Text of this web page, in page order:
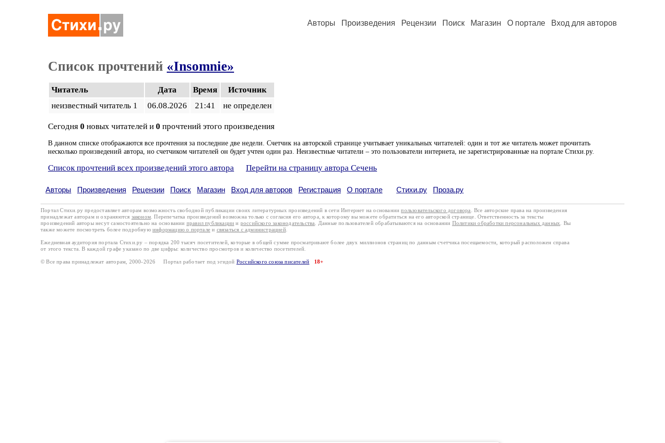
Авторы Произведения Рецензии Поиск Магазин О портале Вход для авторов
Список прочтений «Insomnie»
Читатель Дата Время
Источник
неизвестный читатель 1
06.08.2026 21:41 не определен
Сегодня 0 новых читателей и 0 прочтений этого произведения
В данном списке отображаются все прочтения за последние две недели. Счетчик на авторской странице учитывает уникальных читателей: один и тот же читатель может прочитать
несколько произведений автора, но счетчиком читателей он будет учтен один раз. Неизвестные читатели – это пользователи интернета, не зарегистрированные на портале Стихи.ру.
Список прочтений всех произведений этого автора Перейти на страницу автора Сечень
Авторы Произведения Рецензии Поиск Магазин Вход для авторов Регистрация О портале Стихи.ру Проза.ру
Портал Стихи.ру предоставляет авторам возможность свободной публикации своих литературных произведений в сети Интернет на основаниипользовательского договора
. Все авторские права на произведения
принадлежат авторам и охраняются законом . Перепечатка произведений возможна только с согласия его автора, к которому вы можете обратиться на его авторской странице. Ответственность за тексты
произведений авторы несут самостоятельно на основании правил публикации и российского законодательства . Данные пользователей обрабатываются на основании Политики обработки персональных данных
. Вы
также можете посмотреть более подробную информацию о портале и связаться с администрацией.
Ежедневная аудитория портала Стихи.ру – порядка 200 тысяч посетителей, которые в общей сумме просматривают более двух миллионов страниц по данным счетчика посещаемости, который расположен справа
от этого текста. В каждой графе указано по две цифры: количество просмотров и количество посетителей.
© Все права принадлежат авторам, 2000-2026 Портал работает под эгидой Российского союза писателей 18+